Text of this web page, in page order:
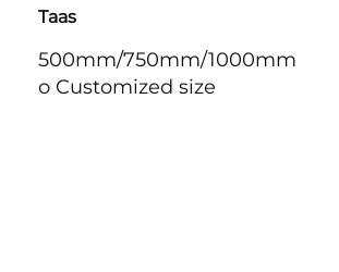
Taas
500mm/750mm/1000mm
o Customized size